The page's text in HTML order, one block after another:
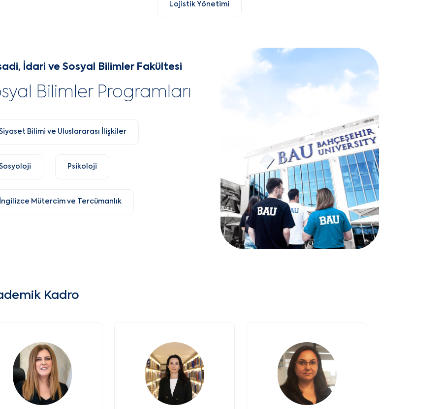
Lojistik Yönetimi
İdari ve Sosyal Bilimler Fakültesi
Bilimler Programları
Bilimi ve Uluslararası İlişkiler
Psikoloji
Mütercim ve Tercümanlık
Kadro